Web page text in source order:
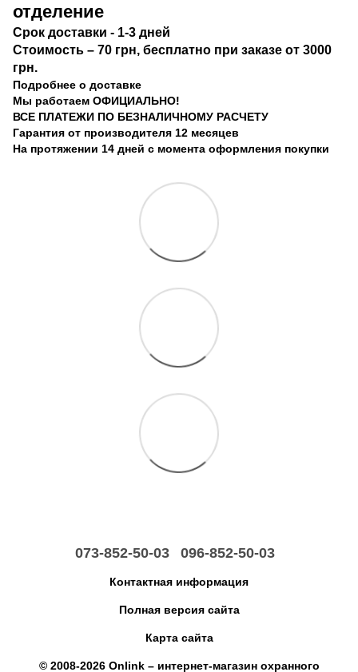
отделение
Срок доставки - 1-3 дней
Стоимость – 70 грн, бесплатно при заказе от 3000
грн.
Подробнее о доставке
Мы работаем ОФИЦИАЛЬНО!
ВСЕ ПЛАТЕЖИ ПО БЕЗНАЛИЧНОМУ РАСЧЕТУ
Гарантия от производителя 12 месяцев
На протяжении 14 дней с момента оформления покупки
073-852-50-03 096-852-50-03
Контактная информация
Полная версия сайта
Карта сайта
© 2008-2026 Onlink – интернет-магазин охранного